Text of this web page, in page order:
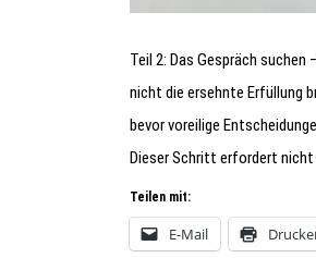
Teil 2: Das Gespräch
nicht die ersehnte Erfüllung
bevor voreilige
Dieser Schritt erfordert nicht
Teilen mit:
E-Mail